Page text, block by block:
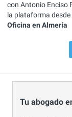
con Antonio Enciso
la plataforma desde
Oficina en Almería
Tu abogado